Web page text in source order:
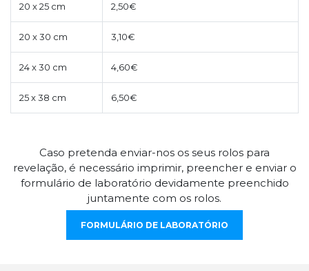
20 x 25 cm 2,50€
20 x 30 cm 3,10€
24 x 30 cm 4,60€
25 x 38 cm 6,50€
Caso pretenda enviar-nos os seus rolos para
revelação, é necessário imprimir, preencher e enviar o
formulário de laboratório devidamente preenchido
juntamente com os rolos.
FORMULÁRIO DE LABORATÓRIO